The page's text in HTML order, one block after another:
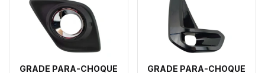
GRADE PARA-CHOQUE
GRADE PARA-CHOQUE